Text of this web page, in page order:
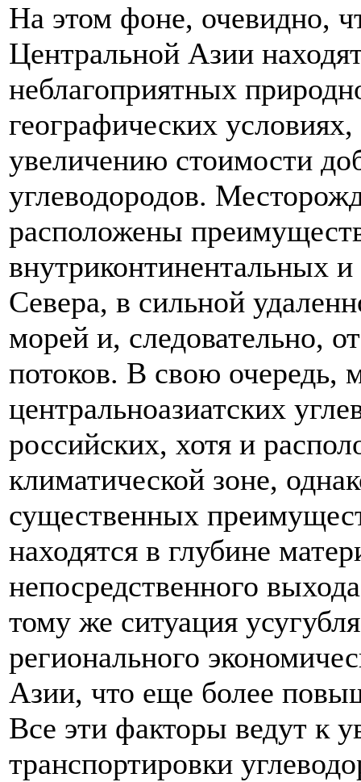
На этом фоне, очевидно,
Центральной Азии
неблагоприятных
географических
увеличению стоимости
углеводородов.
расположены
внутриконтинентальных
Севера, в сильной
морей и, следовательно,
потоков. В свою очередь,
центральноазиатских
российских, хотя и
климатической зоне,
существенных
находятся в глубине
непосредственного
тому же ситуация
регионального
Азии, что еще более
Все эти факторы ведут к
транспортировки